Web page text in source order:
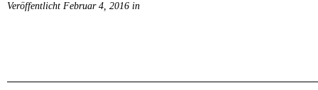
Veröffentlicht Februar 4, 2016 in